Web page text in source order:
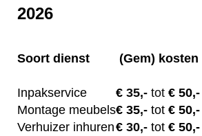
2026
Soort dienst (Gem) kosten
Inpakservice € 35,- tot € 50,-
Montage meubels€ 35,- tot € 50,-
Verhuizer inhuren€ 30,- tot € 50,-